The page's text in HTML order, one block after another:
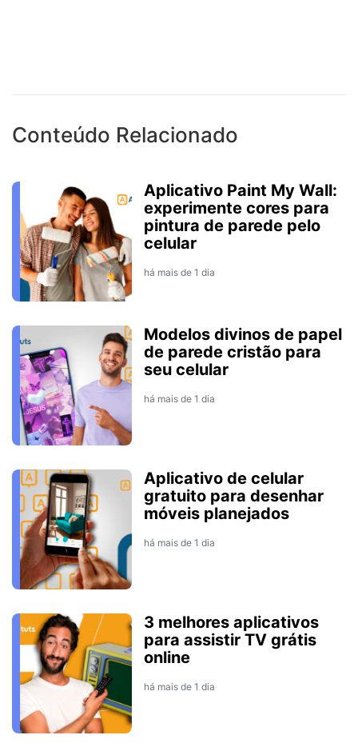
Conteúdo Relacionado
Aplicativo Paint My Wall:
experimente cores para
pintura de parede pelo
celular
há mais de 1 dia
Modelos divinos de papel
de parede cristão para
seu celular
há mais de 1 dia
Aplicativo de celular
gratuito para desenhar
móveis planejados
há mais de 1 dia
3 melhores aplicativos
para assistir TV grátis
online
há mais de 1 dia